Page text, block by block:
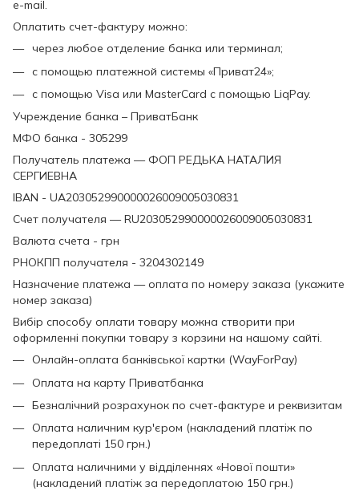
e-mail.
Оплатить счет-фактуру можно:
через любое отделение банка или терминал;
с помощью платежной системы «Приват24»;
с помощью Visa или MasterCard с помощью LiqPay.
Учреждение банка – ПриватБанк
МФО банка - 305299
Получатель платежа — ФОП РЕДЬКА НАТАЛИЯ
СЕРГИЕВНА
IBAN - UA203052990000026009005030831
Счет получателя — RU203052990000026009005030831
Валюта счета - грн
РНОКПП получателя - 3204302149
Назначение платежа — оплата по номеру заказа (укажите
номер заказа)
Вибір способу оплати товару можна створити при
оформленні покупки товару з корзини на нашому сайті.
Онлайн-оплата банківської картки (WayForPay)
Оплата на карту Приватбанка
Безналічний розрахунок по счет-фактуре и реквизитам
Оплата наличним кур'єром (накладений платіж по
передоплаті 150 грн.)
Оплата наличними у відділеннях «Нової пошти»
(накладений платіж за передоплатою 150 грн.)